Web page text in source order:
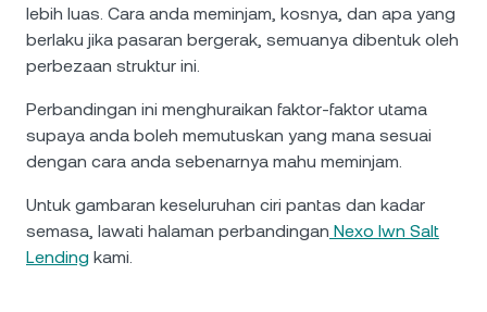
Semak imbas semua aset
lebih luas. Cara anda meminjam, kosnya, dan apa yang
berlaku jika pasaran bergerak, semuanya dibentuk oleh
perbezaan struktur ini.
Perbandingan ini menghuraikan faktor-faktor utama
supaya anda boleh memutuskan yang mana sesuai
dengan cara anda sebenarnya mahu meminjam.
Untuk gambaran keseluruhan ciri pantas dan kadar
semasa, lawati halaman perbandingan Nexo lwn Salt
Lending kami.